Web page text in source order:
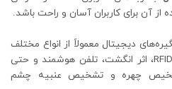
از آن برای کاربران آسان و راحت باشد.
دیجیتال معمولاً از انواع مختلف
ورودی مانند رمز عبور، کارت‌های RFID، اثر انگشت، تلفن هوشمند و حتی
تشخیص چهره و تشخیص عنبیه چشم